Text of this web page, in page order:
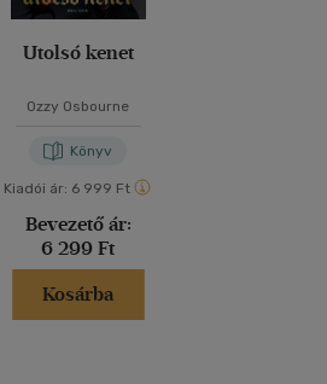
Utolsó kenet
Ozzy Osbourne
Könyv
Kiadói ár: 6 999 Ft
Bevezető ár:
6 299 Ft
Kosárba